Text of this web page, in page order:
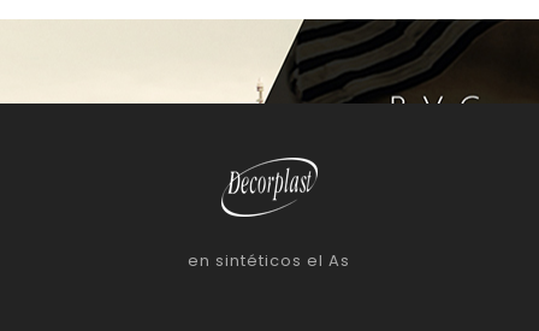
en sintéticos el As